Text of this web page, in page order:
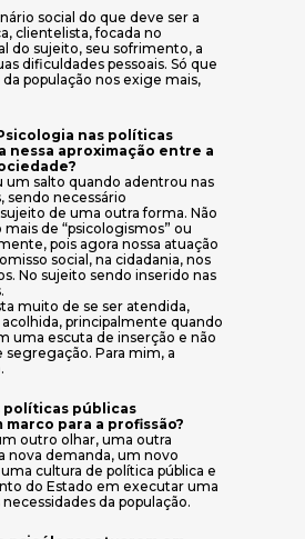
social do que deve ser a
clientelista, focada no
do sujeito, seu sofrimento, a
dificuldades pessoais. Só que
população nos exige mais,
nas políticas
nessa aproximação entre a
um salto quando adentrou nas
sendo necessário
de uma outra forma. Não
de “psicologismos” ou
pois agora nossa atuação
social, na cidadania, nos
No sujeito sendo inserido nas
muito de se ser atendida,
principalmente quando
uma escuta de inserção e não
Para mim, a
políticas públicas
para a profissão?
outro olhar, uma outra
nova demanda, um novo
cultura de política pública e
do Estado em executar uma
da população.